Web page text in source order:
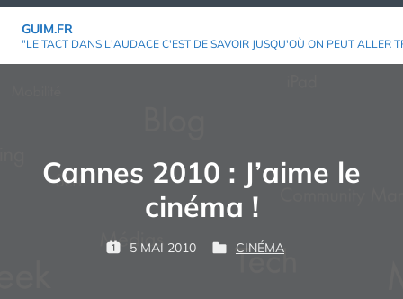
Aller
GUIM.FR
"LE TACT DANS L'AUDACE C'EST DE SAVOIR JUSQU'OÙ ON PEUT ALLER
Cannes 2010 : J’aime le
cinéma !
P
5 MAI 2010
P
P
CINÉMA